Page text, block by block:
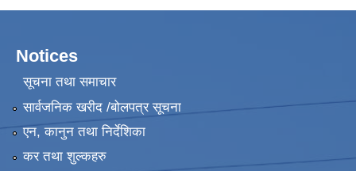
Notices
सूचना तथा समाचार
सार्वजनिक खरीद /बोलपत्र सूचना
एन, कानुन तथा निर्देशिका
कर तथा शुल्कहरु